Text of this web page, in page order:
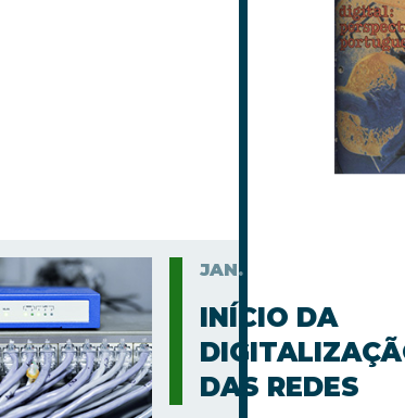
JAN.
INÍCIO DA
DAS REDES